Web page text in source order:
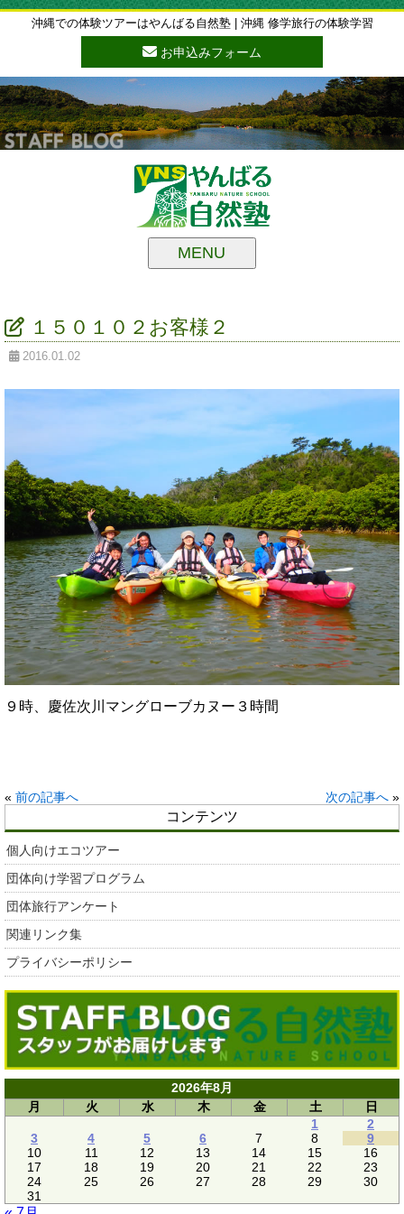
沖縄での体験ツアーはやんばる自然塾 | 沖縄 修学旅行の体験学習
お申込みフォーム
MENU
１５０１０２お客様２
2016.01.02
９時、慶佐次川マングローブカヌー３時間
« 前の記事へ 次の記事へ »
コンテンツ
個人向けエコツアー
団体向け学習プログラム
団体旅行アンケート
関連リンク集
プライバシーポリシー
2026年8月
月
火 水 木 金 土
日
1
2
3
4 5 6 7 8
9
10
11 12 13 14 15
16
17
18 19 20 21 22
23
24
25 26 27 28 29
30
31